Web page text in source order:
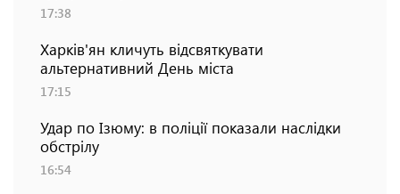
17:38
Харків'ян кличуть відсвяткувати
альтернативний День міста
17:15
Удар по Ізюму: в поліції показали наслідки
обстрілу
16:54